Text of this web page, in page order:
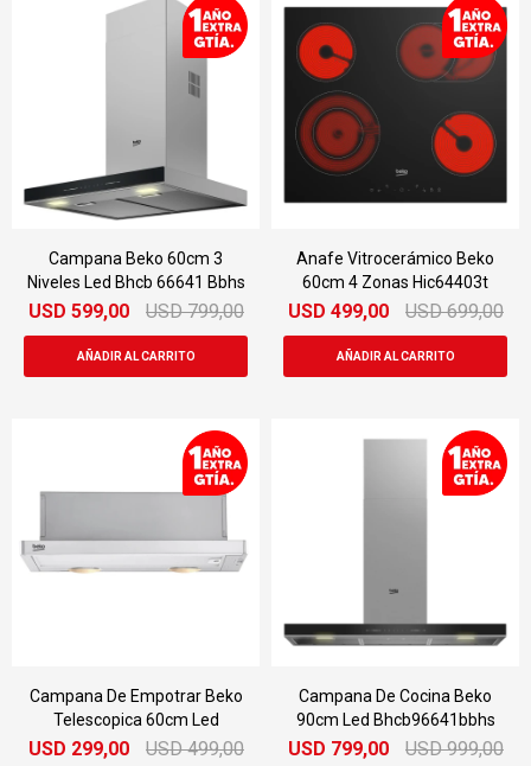
Campana Beko 60cm 3
Niveles Led Bhcb 66641 Bbhs
USD 599,00 USD 799,00
Anafe Vitrocerámico Beko
60cm 4 Zonas Hic64403t
USD 499,00 USD 699,00
Campana De Empotrar Beko
Telescopica 60cm Led
USD 299,00 USD 499,00
Campana De Cocina Beko
90cm Led Bhcb96641bbhs
USD 799,00 USD 999,00